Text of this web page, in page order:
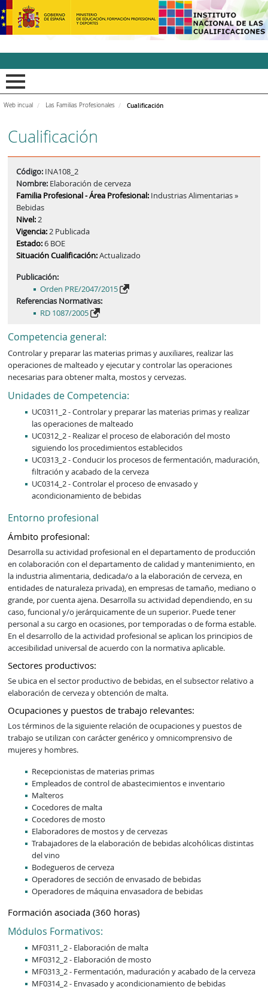
INCUAl - Instituto
Web incual Las Familias Profesionales Cualificación
Cualificación
Código: INA108_2
Nombre: Elaboración de cerveza
Familia Profesional - Área Profesional:Industrias Alimentarias »
Bebidas
Nivel:2
Vigencia:2 Publicada
Estado:6 BOE
Situación Cualificación:Actualizado
Publicación:
Orden PRE/2047/2015
Referencias Normativas:
RD 1087/2005
Competencia general:
Controlar y preparar las materias primas y auxiliares, realizar las
operaciones de malteado y ejecutar y controlar las operaciones
necesarias para obtener malta, mostos y cervezas.
Unidades de Competencia:
UC0311_2 - Controlar y preparar las materias primas y realizar
las operaciones de malteado
UC0312_2 - Realizar el proceso de elaboración del mosto
siguiendo los procedimientos establecidos
UC0313_2 - Conducir los procesos de fermentación, maduración,
filtración y acabado de la cerveza
UC0314_2 - Controlar el proceso de envasado y
acondicionamiento de bebidas
Entorno profesional
Ámbito profesional:
Desarrolla su actividad profesional en el departamento de producción
en colaboración con el departamento de calidad y mantenimiento, en
la industria alimentaria, dedicada/o a la elaboración de cerveza, en
entidades de naturaleza privada), en empresas de tamaño, mediano o
grande, por cuenta ajena. Desarrolla su actividad dependiendo, en su
caso, funcional y/o jerárquicamente de un superior. Puede tener
personal a su cargo en ocasiones, por temporadas o de forma estable.
En el desarrollo de la actividad profesional se aplican los principios de
accesibilidad universal de acuerdo con la normativa aplicable.
Sectores productivos:
Se ubica en el sector productivo de bebidas, en el subsector relativo a
elaboración de cerveza y obtención de malta.
Ocupaciones y puestos de trabajo relevantes:
Los términos de la siguiente relación de ocupaciones y puestos de
trabajo se utilizan con carácter genérico y omnicomprensivo de
mujeres y hombres.
Recepcionistas de materias primas
Empleados de control de abastecimientos e inventario
Malteros
Cocedores de malta
Cocedores de mosto
Elaboradores de mostos y de cervezas
Trabajadores de la elaboración de bebidas alcohólicas distintas
del vino
Bodegueros de cerveza
Operadores de sección de envasado de bebidas
Operadores de máquina envasadora de bebidas
Formación asociada (360 horas)
Módulos Formativos:
MF0311_2 - Elaboración de malta
MF0312_2 - Elaboración de mosto
MF0313_2 - Fermentación, maduración y acabado de la cerveza
MF0314_2 - Envasado y acondicionamiento de bebidas